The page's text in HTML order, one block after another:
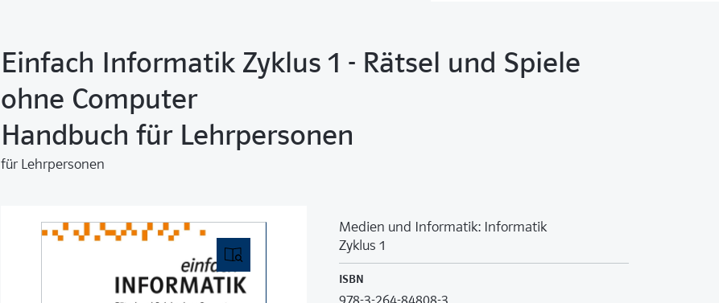
Einfach Informatik Zyklus 1 - Rätsel und Spiele
ohne Computer
Handbuch für Lehrpersonen
für Lehrpersonen
Medien und Informatik: Informatik
Zyklus 1
ISBN